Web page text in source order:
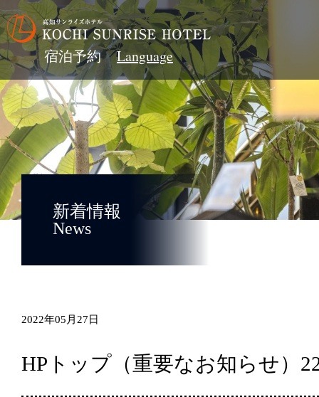
宿泊予約
新着情報
News
2022年05月27日
HPトップ（重要なお知らせ）